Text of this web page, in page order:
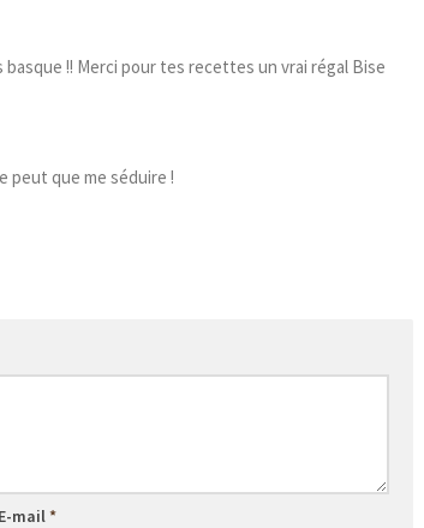
basque !! Merci pour tes recettes un vrai régal Bise
peut que me séduire !
E-mail*